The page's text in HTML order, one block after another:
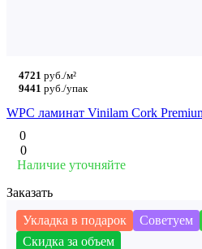
4721 руб./м²
9441 руб./упак
WPC ламинат Vinilam Cork
0
0
Наличие уточняйте
Заказать
Укладка в подарок
Советуем
Скидка за объем